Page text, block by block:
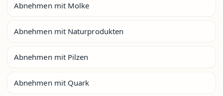
Abnehmen mit Molke
Abnehmen mit Naturprodukten
Abnehmen mit Pilzen
Abnehmen mit Quark